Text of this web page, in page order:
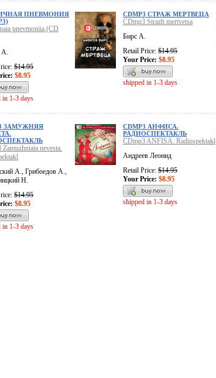
ПНЕВМОНИЯ
pnevmoniia (CD
А.
$14.95
$8.95
in 1-3 days
CDMP3 СТРАЖ МЕРТВЕЦА
CDmp3 Strazh mertvetsa
Бирс А.
Retail Price: $14.95
Your Price: $8.95
shipped in 1-3 days
ЗАМУЖНЯЯ
nevesta.
А., Грибоедов А.,
Н.
$14.95
$8.95
in 1-3 days
CDMP3 АНФИСА.
РАДИОСПЕКТАКЛЬ
CDmp3 ANFISA. Radiospektakl
Андреев Леонид
Retail Price: $14.95
Your Price: $8.95
shipped in 1-3 days